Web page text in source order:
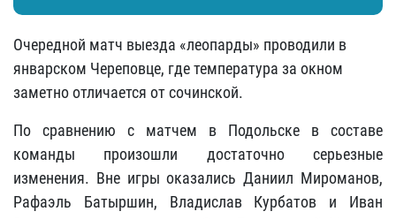
Очередной матч выезда «леопарды» проводили в
январском Череповце, где температура за окном
заметно отличается от сочинской.
По сравнению с матчем в Подольске в составе
команды произошли достаточно серьезные
изменения. Вне игры оказались Даниил Мироманов,
Рафаэль Батыршин, Владислав Курбатов и Иван